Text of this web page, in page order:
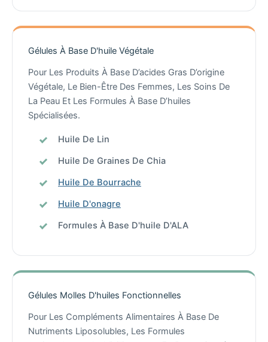
Gélules À Base D'huile Végétale
Pour Les Produits À Base D’acides Gras D’origine
Végétale, Le Bien-Être Des Femmes, Les Soins De
La Peau Et Les Formules À Base D’huiles
Spécialisées.
Huile De Lin
Huile De Graines De Chia
Huile De Bourrache
Huile D'onagre
Formules À Base D'huile D'ALA
Gélules Molles D'huiles Fonctionnelles
Pour Les Compléments Alimentaires À Base De
Nutriments Liposolubles, Les Formules